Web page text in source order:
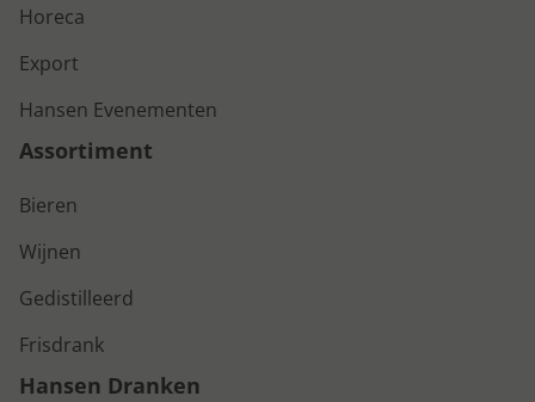
Horeca
Export
Hansen Evenementen
Assortiment
Bieren
Wijnen
Gedistilleerd
Frisdrank
Hansen Dranken